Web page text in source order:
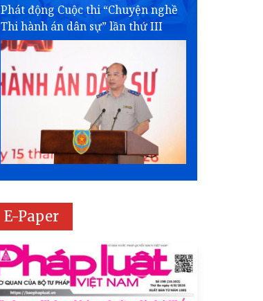
Phát động Cuộc thi “Chuyện nghề
Thi hành án dân sự” lần thứ III
E-Paper